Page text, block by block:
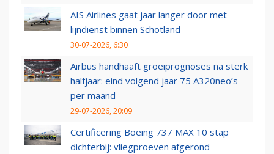
AIS Airlines gaat jaar langer door met
lijndienst binnen Schotland
30-07-2026, 6:30
Airbus handhaaft groeiprognoses na sterk
halfjaar: eind volgend jaar 75 A320neo’s
per maand
29-07-2026, 20:09
Certificering Boeing 737 MAX 10 stap
dichterbij: vliegproeven afgerond